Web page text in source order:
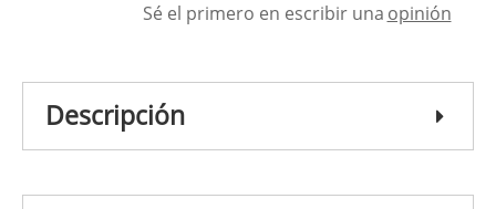
Sé el primero en escribir una opinión
Descripción